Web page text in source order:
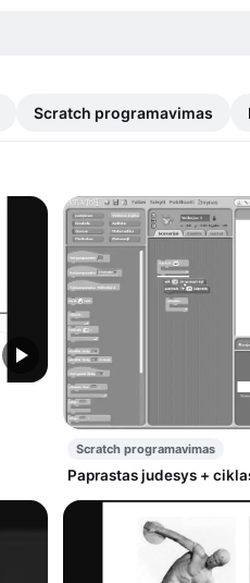
Scratch programavimas
Scratch programavimas
Paprastas judesys +